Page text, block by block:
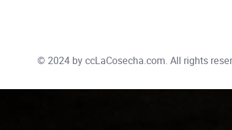
© 2024 byccLaCosecha.com. All rights